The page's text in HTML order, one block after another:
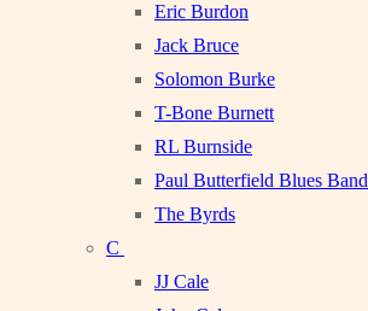
Eric Burdon
Jack Bruce
Solomon Burke
T-Bone Burnett
RL Burnside
Paul Butterfield Blues Band
The Byrds
C
JJ Cale